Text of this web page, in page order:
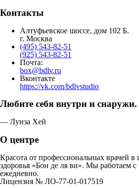
Контакты
Алтуфьевское шоссе, дом 102 Б.
г. Москва
(495) 543-82-51
(925) 543-82-51
Почта:
box@bdlv.ru
Вконтакте
https://vk.com/bdlvstudio
Любите себя внутри и снаружи.
— Луиза Хей
О центре
Красота от профессиональных врачей в
здоровья «Бон де ля ви». Мы работаем с
ежедневно.
Лицензия № ЛО-77-01-017519